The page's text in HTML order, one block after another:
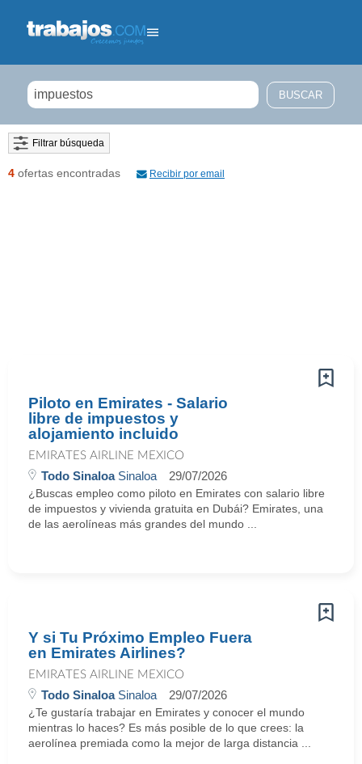
Filtrar búsqueda
4 ofertas encontradas Recibir por email
Piloto en Emirates - Salario
libre de impuestos y
alojamiento incluido
EMIRATES AIRLINE MEXICO
Todo SinaloaSinaloa 29/07/2026
¿Buscas empleo como piloto en Emirates con salario libre
de impuestos y vivienda gratuita en Dubái? Emirates, una
de las aerolíneas más grandes del mundo ...
Y si Tu Próximo Empleo Fuera
en Emirates Airlines?
EMIRATES AIRLINE MEXICO
Todo SinaloaSinaloa 29/07/2026
¿Te gustaría trabajar en Emirates y conocer el mundo
mientras lo haces? Es más posible de lo que crees: la
aerolínea premiada como la mejor de larga distancia ...